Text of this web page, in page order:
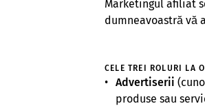
Marketingul afiliat
dumneavoastră vă
CELE TREI ROLURI LA
Advertiserii
produse sau